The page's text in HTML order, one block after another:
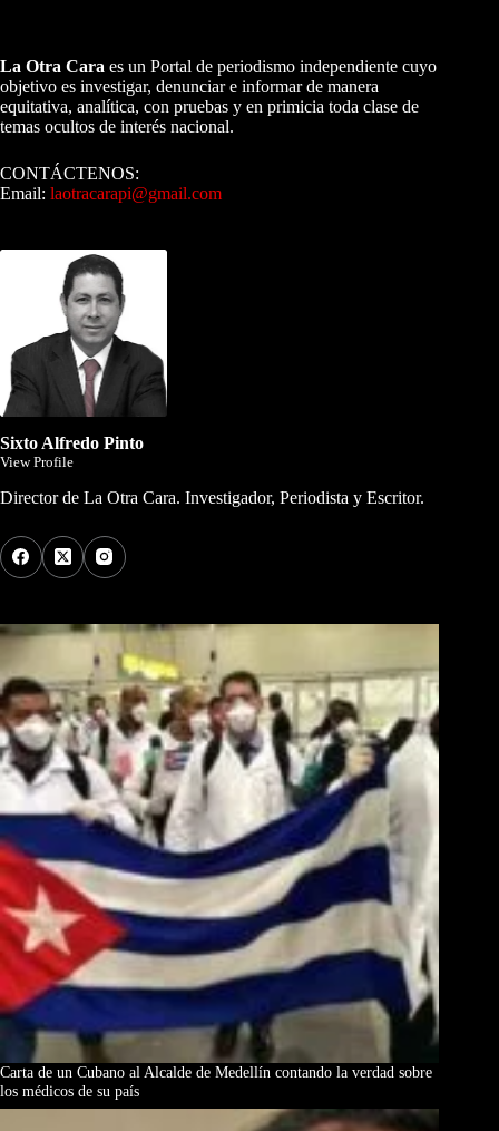
La Otra Cara es un Portal de periodismo independiente cuyo
objetivo es investigar, denunciar e informar de manera
equitativa, analítica, con pruebas y en primicia toda clase de
temas ocultos de interés nacional.
CONTÁCTENOS:
Email: laotracarapi@gmail.com
Sixto Alfredo Pinto
View Profile
Director de La Otra Cara. Investigador, Periodista y Escritor.
Carta de un Cubano al Alcalde de Medellín contando la verdad sobre
los médicos de su país